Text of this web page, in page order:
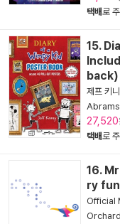
택배로
15.
back)
제프 키니
Abrams
27,520
택배로
16.
ry
Official
Orchard